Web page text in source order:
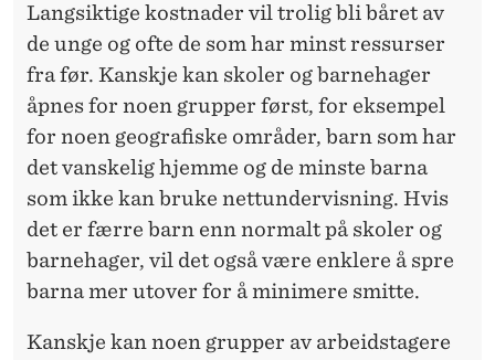
Langsiktige kostnader vil trolig bli båret av
de unge og ofte de som har minst ressurser
fra før. Kanskje kan skoler og barnehager
åpnes for noen grupper først, for eksempel
for noen geografiske områder, barn som har
det vanskelig hjemme og de minste barna
som ikke kan bruke nettundervisning. Hvis
det er færre barn enn normalt på skoler og
barnehager, vil det også være enklere å spre
barna mer utover for å minimere smitte.
Kanskje kan noen grupper av arbeidstagere